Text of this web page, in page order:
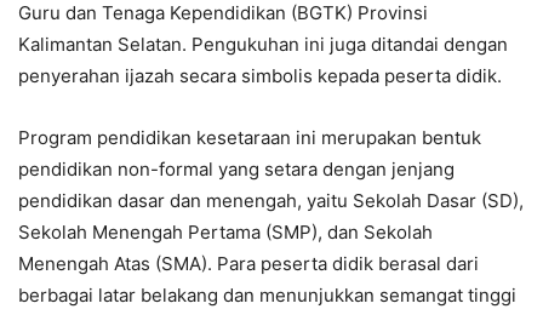
Guru dan Tenaga Kependidikan (BGTK) Provinsi
Kalimantan Selatan. Pengukuhan ini juga ditandai dengan
penyerahan ijazah secara simbolis kepada peserta didik.
Program pendidikan kesetaraan ini merupakan bentuk
pendidikan non-formal yang setara dengan jenjang
pendidikan dasar dan menengah, yaitu Sekolah Dasar (SD),
Sekolah Menengah Pertama (SMP), dan Sekolah
Menengah Atas (SMA). Para peserta didik berasal dari
berbagai latar belakang dan menunjukkan semangat tinggi